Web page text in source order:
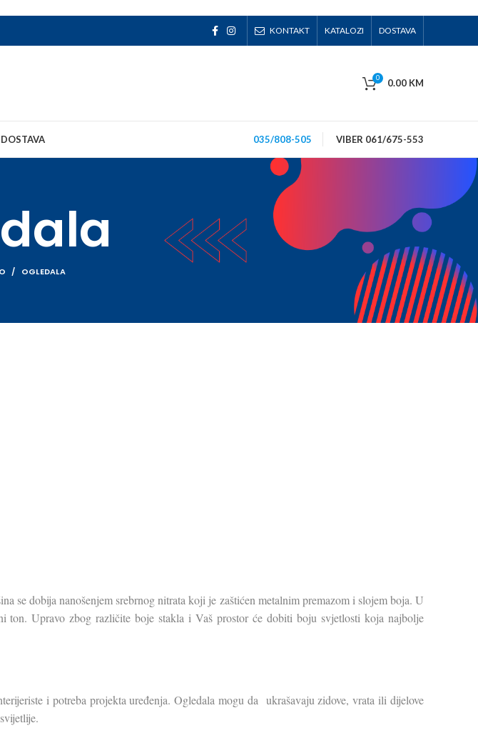
KONTAKT KATALOZI DOSTAVA
0 0.00 KM
DOSTAVA 035/808-505 VIBER 061/675-553
OGLEDALA
se dobija nanošenjem srebrnog nitrata koji je zaštićen metalnim premazom i slojem boja. U
Upravo zbog različite boje stakla i Vaš prostor će dobiti boju svjetlosti koja najbolje
i potreba projekta uređenja. Ogledala mogu da ukrašavaju zidove, vrata ili dijelove